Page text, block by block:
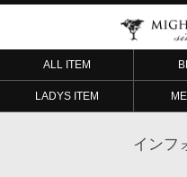
ALL ITEM
LADYS ITEM
インフ